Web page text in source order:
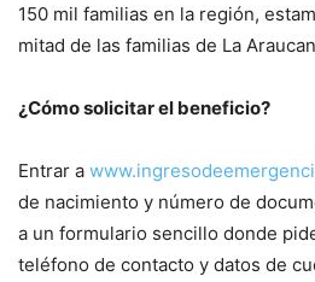
150 mil familias en la región,
mitad de las familias de La
¿Cómo solicitar el beneficio?
Entrar a
de nacimiento y número de
a un formulario sencillo donde
teléfono de contacto y datos de